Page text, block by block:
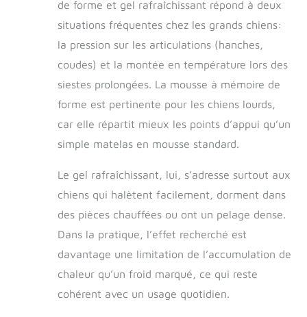
hollandais luxueux offre un toucher
doux et pelucheux qui est doux pour
le nez et les pattes de l'animal,
parfait pour les animaux anxieux à la
recherche de calme Lit pour chien
imperméable et lavable : la doublure
en TPU imperméable empêche les
les déversements accidentels, de
tremper dans la mousse. La housse
ce qui vous permet de la garder
minimum d'effort Matériaux sans
danger pour les animaux de
compagnie : conçu pour le confort
de votre chien, ce lit rafraîchissant
pour chien est méticuleusement
fabriqué avec un tissu certifié Oeko-
Tex Standard 100, une mousse à
mémoire de forme certifiée
de forme et gel rafraîchissant répond à deux
situations fréquentes chez les grands chiens:
la pression sur les articulations (hanches,
coudes) et la montée en température lors des
siestes prolongées. La mousse à mémoire de
forme est pertinente pour les chiens lourds,
car elle répartit mieux les points d’appui qu’un
simple matelas en mousse standard.
Le gel rafraîchissant, lui, s’adresse surtout aux
chiens qui halètent facilement, dorment dans
des pièces chauffées ou ont un pelage dense.
Dans la pratique, l’effet recherché est
davantage une limitation de l’accumulation de
chaleur qu’un froid marqué, ce qui reste
cohérent avec un usage quotidien.